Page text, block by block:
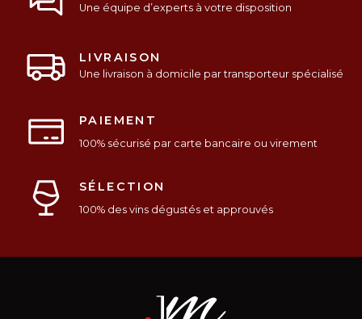
Une équipe d’experts à votre disposition
LIVRAISON
Une livraison à domicile par transporteur spécialisé
PAIEMENT
100% sécurisé par carte bancaire ou virement
SÉLECTION
100% des vins dégustés et approuvés